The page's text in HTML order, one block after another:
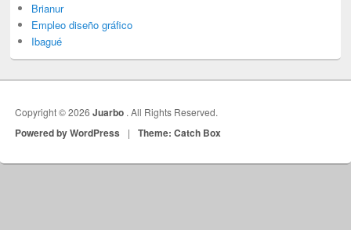
Brianur
Empleo diseño gráfico
Ibagué
Copyright © 2026Juarbo . All Rights Reserved.
Powered by WordPress | Theme: Catch Box